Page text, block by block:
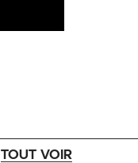
TOUT VOIR